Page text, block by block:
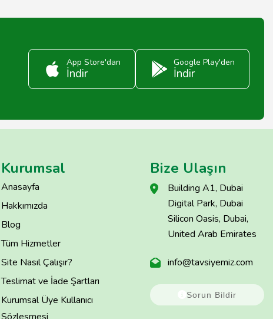
App Store'dan
İndir
Google Play'den
İndir
Kurumsal
Anasayfa
Hakkımızda
Blog
Tüm Hizmetler
Site Nasıl Çalışır?
Teslimat ve İade Şartları
Kurumsal Üye Kullanıcı
Bize Ulaşın
Building A1, Dubai
Digital Park, Dubai
Silicon Oasis, Dubai,
United Arab Emirates
info@tavsiyemiz.com
Sorun Bildir